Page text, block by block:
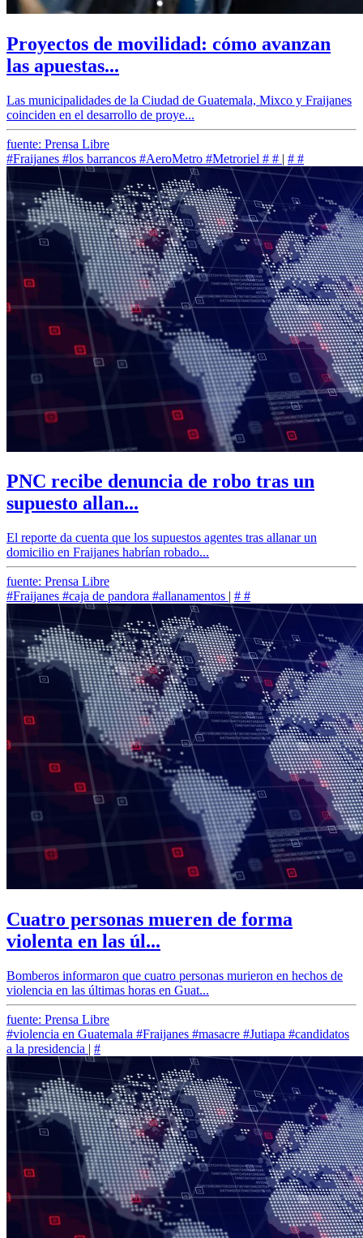
Proyectos de movilidad: cómo avanzan
las apuestas...
Las municipalidades de la Ciudad de Guatemala, Mixco y Fraijanes
coinciden en el desarrollo de proye...
fuente: Prensa Libre
#Fraijanes #los barrancos #AeroMetro #Metroriel # # | # #
PNC recibe denuncia de robo tras un
supuesto allan...
El reporte da cuenta que los supuestos agentes tras allanar un
domicilio en Fraijanes habrían robado...
fuente: Prensa Libre
#Fraijanes #caja de pandora #allanamentos | # #
Cuatro personas mueren de forma
violenta en las úl...
Bomberos informaron que cuatro personas murieron en hechos de
violencia en las últimas horas en Guat...
fuente: Prensa Libre
#violencia en Guatemala #Fraijanes #masacre #Jutiapa #candidatos
a la presidencia | #